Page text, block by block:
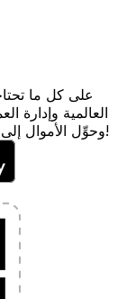
العالمية وإدارة
وحوِّل الأموال إلى الخارج بدون رسوم خفية. قم بالتحميل اليوم!